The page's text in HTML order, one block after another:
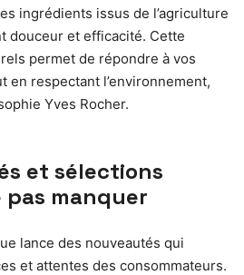
ingrédients issus de l’agriculture
douceur et efficacité. Cette
permet de répondre à vos
en respectant l’environnement,
Yves Rocher.
et sélections
pas manquer
lance des nouveautés qui
et attentes des consommateurs.